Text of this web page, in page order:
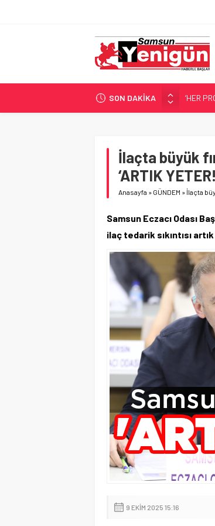
SON DAKİKA
‘HER
4
RAPÇİ
İlaçta büyük
‘ARTIK
Anasayfa » GÜNDEM » İlaçta
Samsun Eczacı Odası
ilaç tedarik sıkıntısı
9 EKIM 2025 15:16